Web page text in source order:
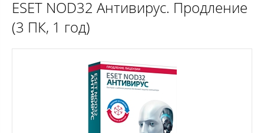
ESET NOD32 Антивирус. Продление
(3 ПК, 1 год)